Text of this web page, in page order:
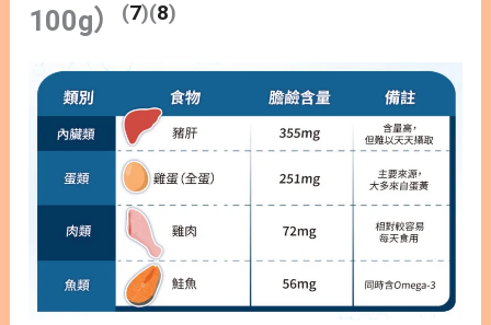
100g）
(7)(8)